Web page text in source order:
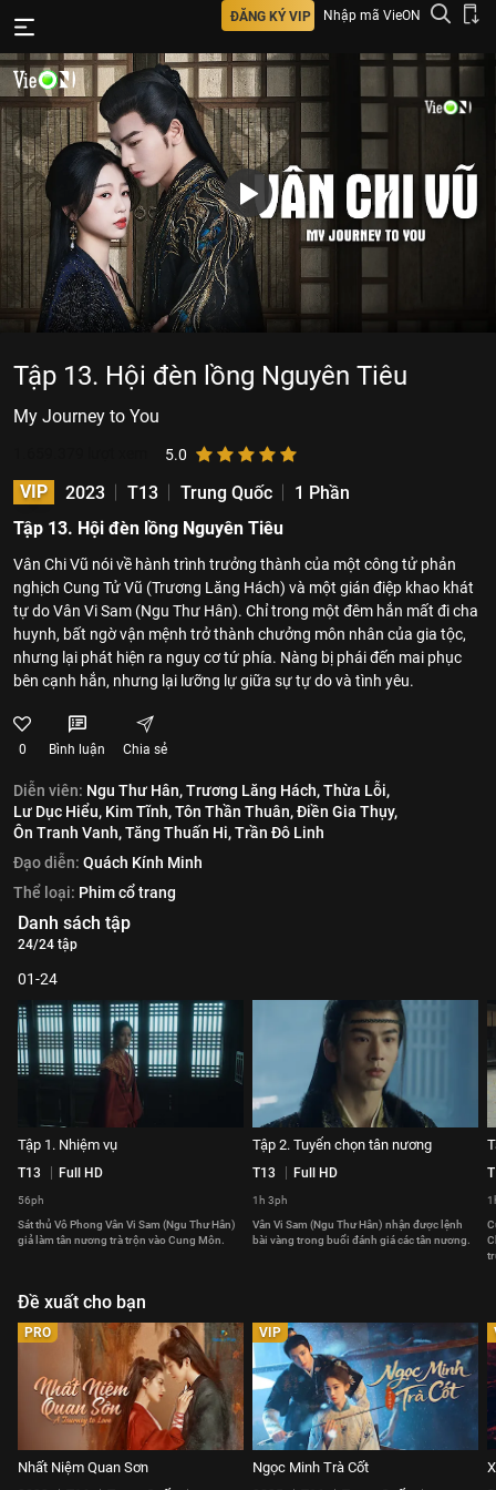
ĐĂNG KÝ VIP Nhập mã VieON
Tập 13. Hội đèn lồng Nguyên Tiêu
My Journey to You
5.0
VIP 2023 T13 Trung Quốc
1 Phần
Tập 13. Hội đèn lồng Nguyên Tiêu
Vân Chi Vũ nói về hành trình trưởng thành của một công tử phản
nghịch Cung Tử Vũ (Trương Lăng Hách) và một gián điệp khao khát
tự do Vân Vi Sam (Ngu Thư Hân). Chỉ trong một đêm hắn mất đi cha
huynh, bất ngờ vận mệnh trở thành chưởng môn nhân của gia tộc,
nhưng lại phát hiện ra nguy cơ tứ phía. Nàng bị phái đến mai phục
bên cạnh hắn, nhưng lại lưỡng lự giữa sự tự do và tình yêu.
0 Bình luận Chia sẻ
Diễn viên: Ngu Thư Hân,Trương Lăng Hách,Thừa Lỗi,
Lư Dục Hiểu, Kim Tĩnh,Tôn Thần Thuân,Điền Gia Thụy,
Ôn Tranh Vanh,Tăng Thuấn Hi,Trần Đô Linh
Đạo diễn: Quách Kính Minh
Thể loại: Phim cổ trang
Danh sách tập
24/24 tập
01-24
Tập 1. Nhiệm vụ
T13 Full HD
56ph
Sát thủ Vô Phong Vân Vi Sam (Ngu Thư Hân)
giả làm tân nương trà trộn vào Cung Môn.
Tập 2. Tuyển chọn tân nương
T13 Full HD
1h 3ph
Vân Vi Sam (Ngu Thư Hân) nhận được lệnh
bài vàng trong buổi đánh giá các tân nương.
Đề xuất cho bạn
PRO
Nhất Niệm Quan Sơn
VIP
Ngọc Minh Trà Cốt